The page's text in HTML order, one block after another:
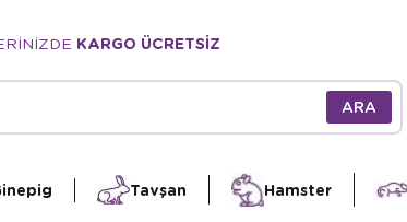
KARGO ÜCRETSİZ
Tavşan Hamster